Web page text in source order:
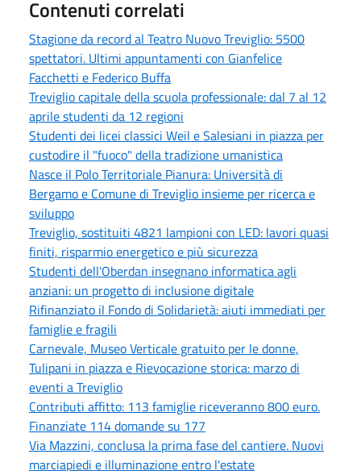
Contenuti correlati
Stagione da record al Teatro Nuovo Treviglio: 5500
spettatori. Ultimi appuntamenti con Gianfelice
Facchetti e Federico Buffa
Treviglio capitale della scuola professionale: dal 7 al 12
aprile studenti da 12 regioni
Studenti dei licei classici Weil e Salesiani in piazza per
custodire il "fuoco" della tradizione umanistica
Nasce il Polo Territoriale Pianura: Università di
Bergamo e Comune di Treviglio insieme per ricerca e
sviluppo
Treviglio, sostituiti 4821 lampioni con LED: lavori quasi
finiti, risparmio energetico e più sicurezza
Studenti dell'Oberdan insegnano informatica agli
anziani: un progetto di inclusione digitale
Rifinanziato il Fondo di Solidarietà: aiuti immediati per
famiglie e fragili
Carnevale, Museo Verticale gratuito per le donne,
Tulipani in piazza e Rievocazione storica: marzo di
eventi a Treviglio
Contributi affitto: 113 famiglie riceveranno 800 euro.
Finanziate 114 domande su 177
Via Mazzini, conclusa la prima fase del cantiere. Nuovi
marciapiedi e illuminazione entro l'estate